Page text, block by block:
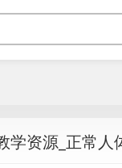
学资源_正常